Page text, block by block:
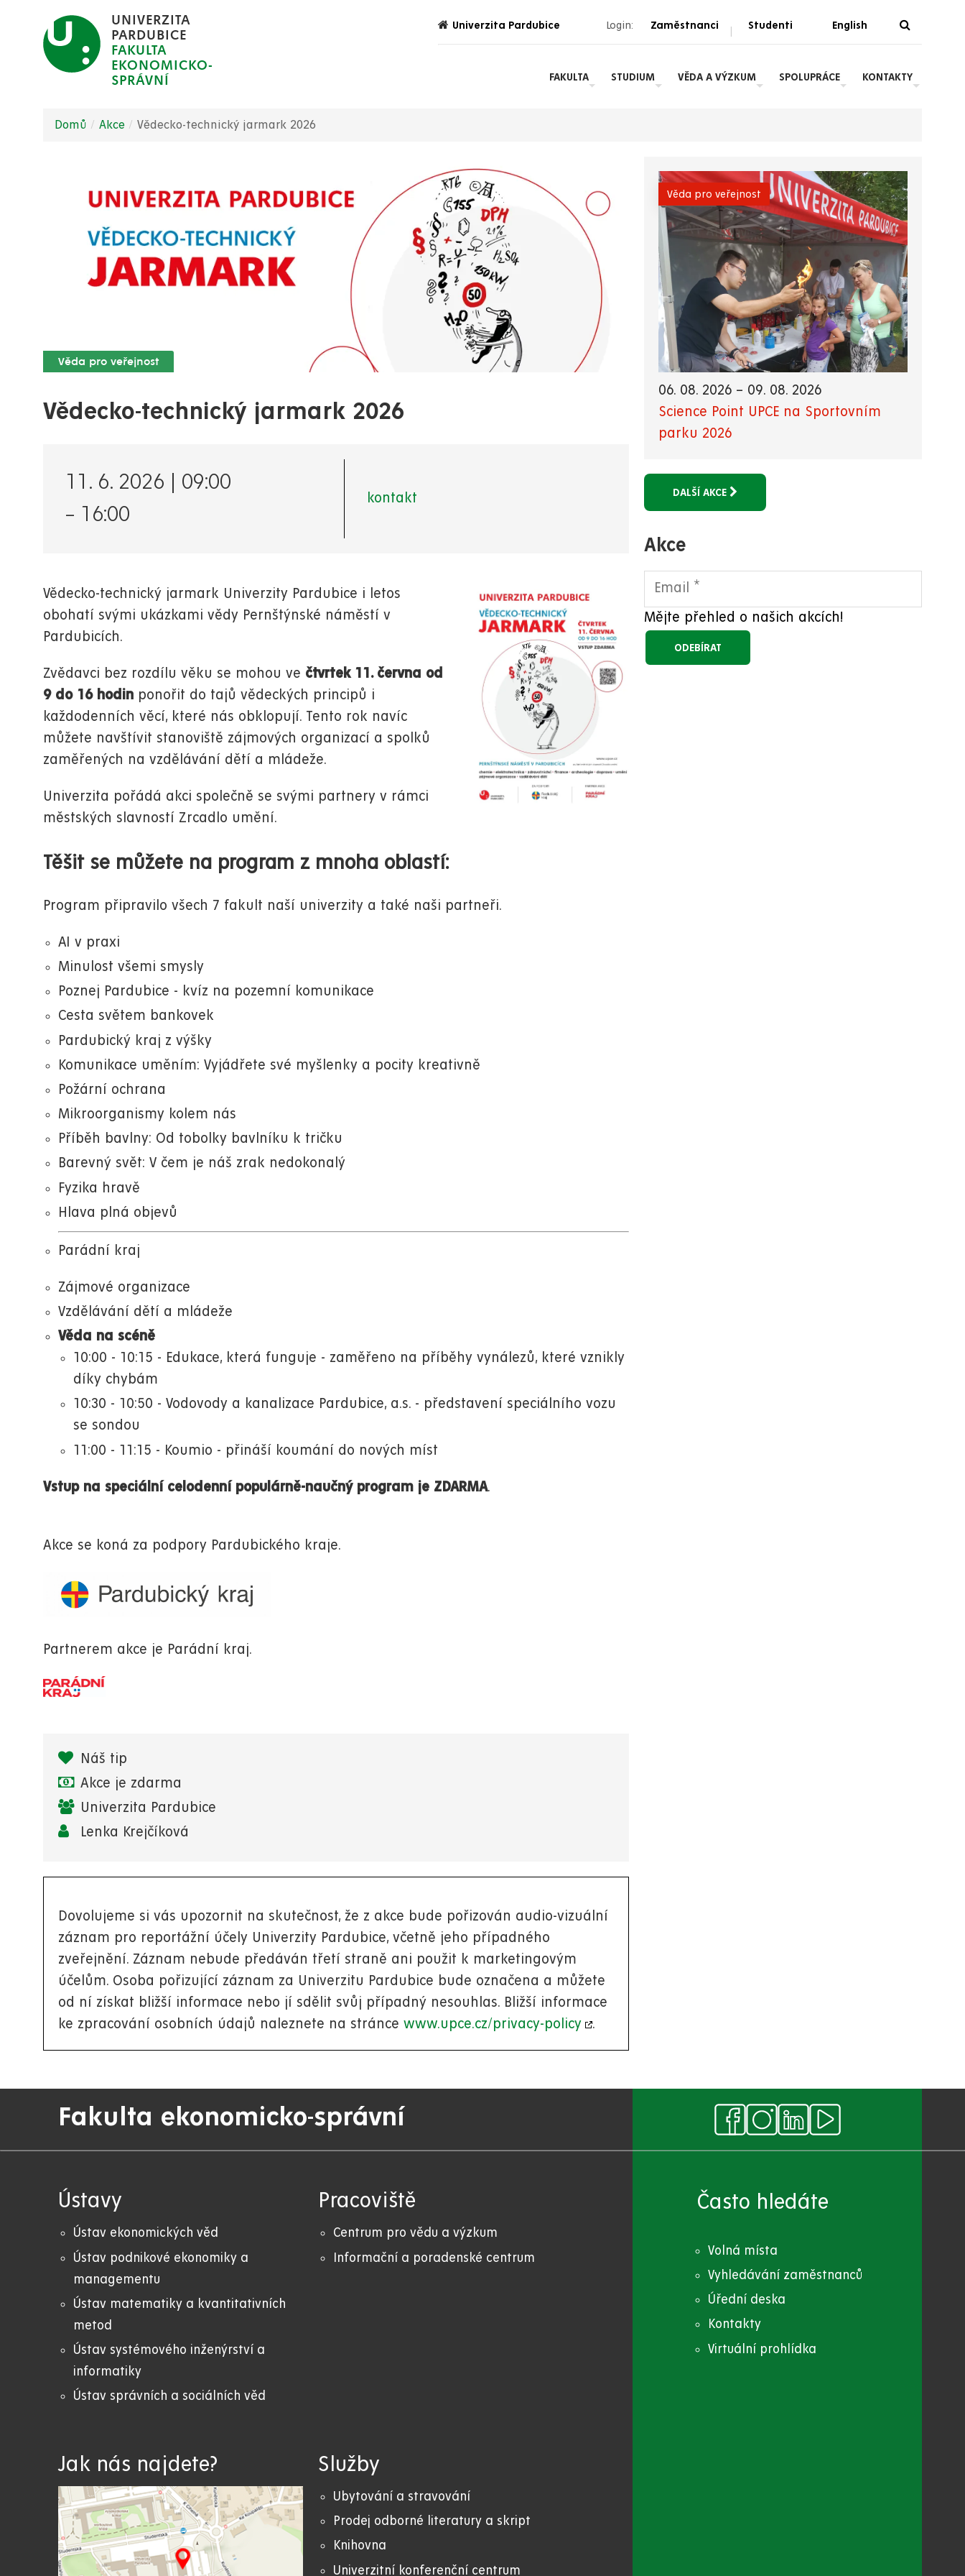
hlavnímu
UNIVERZITA
PARDUBICE
FAKULTA
EKONOMICKO-
SPRÁVNÍ
Univerzita Pardubice Login: Zaměstnanci | Studenti English
FAKULTA STUDIUM VĚDA A VÝZKUM SPOLUPRÁCE KONTAKTY
Domů Akce Vědecko-technický jarmark 2026
Věda pro veřejnost
Vědecko-technický jarmark 2026
11. 6. 2026 | 09:00
– 16:00
kontakt
Vědecko-technický jarmark Univerzity Pardubice i letos
obohatí svými ukázkami vědy Pernštýnské náměstí v
Pardubicích.
Zvědavci bez rozdílu věku se mohou ve čtvrtek 11. června od
9 do 16 hodin ponořit do tajů vědeckých principů i
každodenních věcí, které nás obklopují. Tento rok navíc
můžete navštívit stanoviště zájmových organizací a spolků
zaměřených na vzdělávání dětí a mládeže.
Univerzita pořádá akci společně se svými partnery v rámci
městských slavností Zrcadlo umění.
Těšit se můžete na program z mnoha oblastí:
Program připravilo všech 7 fakult naší univerzity a také naši partneři.
AI v praxi
Minulost všemi smysly
Poznej Pardubice - kvíz na pozemní komunikace
Cesta světem bankovek
Pardubický kraj z výšky
Komunikace uměním: Vyjádřete své myšlenky a pocity kreativně
Požární ochrana
Mikroorganismy kolem nás
Příběh bavlny: Od tobolky bavlníku k tričku
Barevný svět: V čem je náš zrak nedokonalý
Fyzika hravě
Hlava plná objevů
Parádní kraj
Zájmové organizace
Vzdělávání dětí a mládeže
Věda na scéně
10:00 - 10:15 - Edukace, která funguje - zaměřeno na příběhy vynálezů, které vznikly
díky chybám
10:30 - 10:50 - Vodovody a kanalizace Pardubice, a.s. - představení speciálního vozu
se sondou
11:00 - 11:15 - Koumio - přináší koumání do nových míst
Vstup na speciální celodenní populárně-naučný program je ZDARMA.
Akce se koná za podpory Pardubického kraje.
Partnerem akce je Parádní kraj.
Náš tip
Akce je zdarma
Univerzita Pardubice
Lenka Krejčíková
Dovolujeme si vás upozornit na skutečnost, že z akce bude pořizován audio-vizuální
záznam pro reportážní účely Univerzity Pardubice, včetně jeho případného
zveřejnění. Záznam nebude předáván třetí straně ani použit k marketingovým
účelům. Osoba pořizující záznam za Univerzitu Pardubice bude označena a můžete
od ní získat bližší informace nebo jí sdělit svůj případný nesouhlas. Bližší informace
ke zpracování osobních údajů naleznete na stránce www.upce.cz/privacy-policy .
Věda pro veřejnost
06. 08. 2026 – 09. 08. 2026
Science Point UPCE na Sportovním
parku 2026
DALŠÍ AKCE
Akce
Mějte přehled o našich akcích!
Fakulta ekonomicko-správní
Ústavy
Ústav ekonomických věd
Ústav podnikové ekonomiky a
managementu
Ústav matematiky a kvantitativních
metod
Ústav systémového inženýrství a
informatiky
Ústav správních a sociálních věd
Pracoviště
Centrum pro vědu a výzkum
Informační a poradenské centrum
Jak nás najdete? Služby
Ubytování a stravování
Prodej odborné literatury a skript
Knihovna
Univerzitní konferenční centrum
Často hledáte
Volná místa
Vyhledávání zaměstnanců
Úřední deska
Kontakty
Virtuální prohlídka